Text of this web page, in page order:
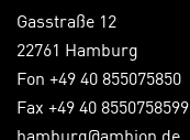
Gasstraße 12
22761 Hamburg
Fon +49 40 855075850
Fax +49 40 8550758599
hamburg@ambion.de